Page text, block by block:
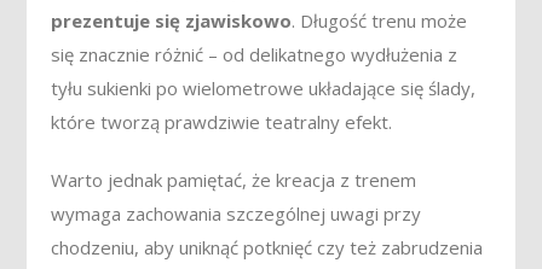
prezentuje się zjawiskowo. Długość trenu może
się znacznie różnić – od delikatnego wydłużenia z
tyłu sukienki po wielometrowe układające się ślady,
które tworzą prawdziwie teatralny efekt.
Warto jednak pamiętać, że kreacja z trenem
wymaga zachowania szczególnej uwagi przy
chodzeniu, aby uniknąć potknięć czy też zabrudzenia